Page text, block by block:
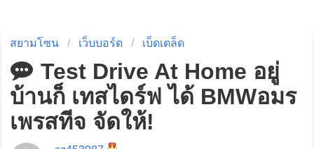
สยามโซน เว็บบอร์ด เบ็ดเตล็ด
Test Drive At Home อยู่
บ้านก็ เทสไดร์ฟ ได้ BMWอมร
เพรสทีจ จัดให้!